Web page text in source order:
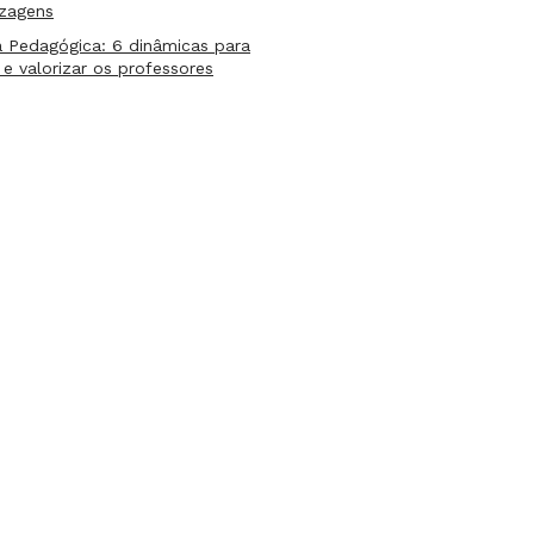
Pedagógica: 6 dinâmicas para
valorizar os professores